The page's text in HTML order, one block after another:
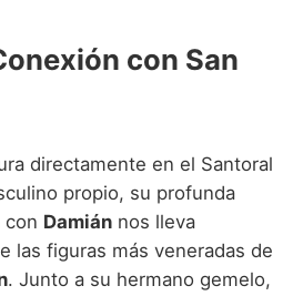
con San
directamente en el Santoral
propio, su profunda
con Damián nos lleva
las figuras más veneradas de
. Junto a su hermano gemelo,